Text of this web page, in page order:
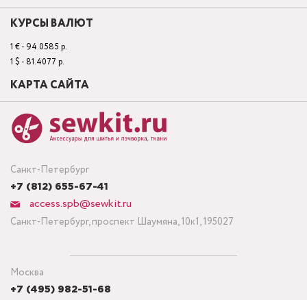
Санкт-Петербург
+7 (812) 655-67-41
access.spb@sewkit.ru
Санкт-Петербург, проспект Шаумяна, 10к1, 195027
Москва
+7 (495) 982-51-68
КУРСЫ ВАЛЮТ
1 € - 94.0585 р.
1 $ - 81.4077 р.
КАРТА САЙТА